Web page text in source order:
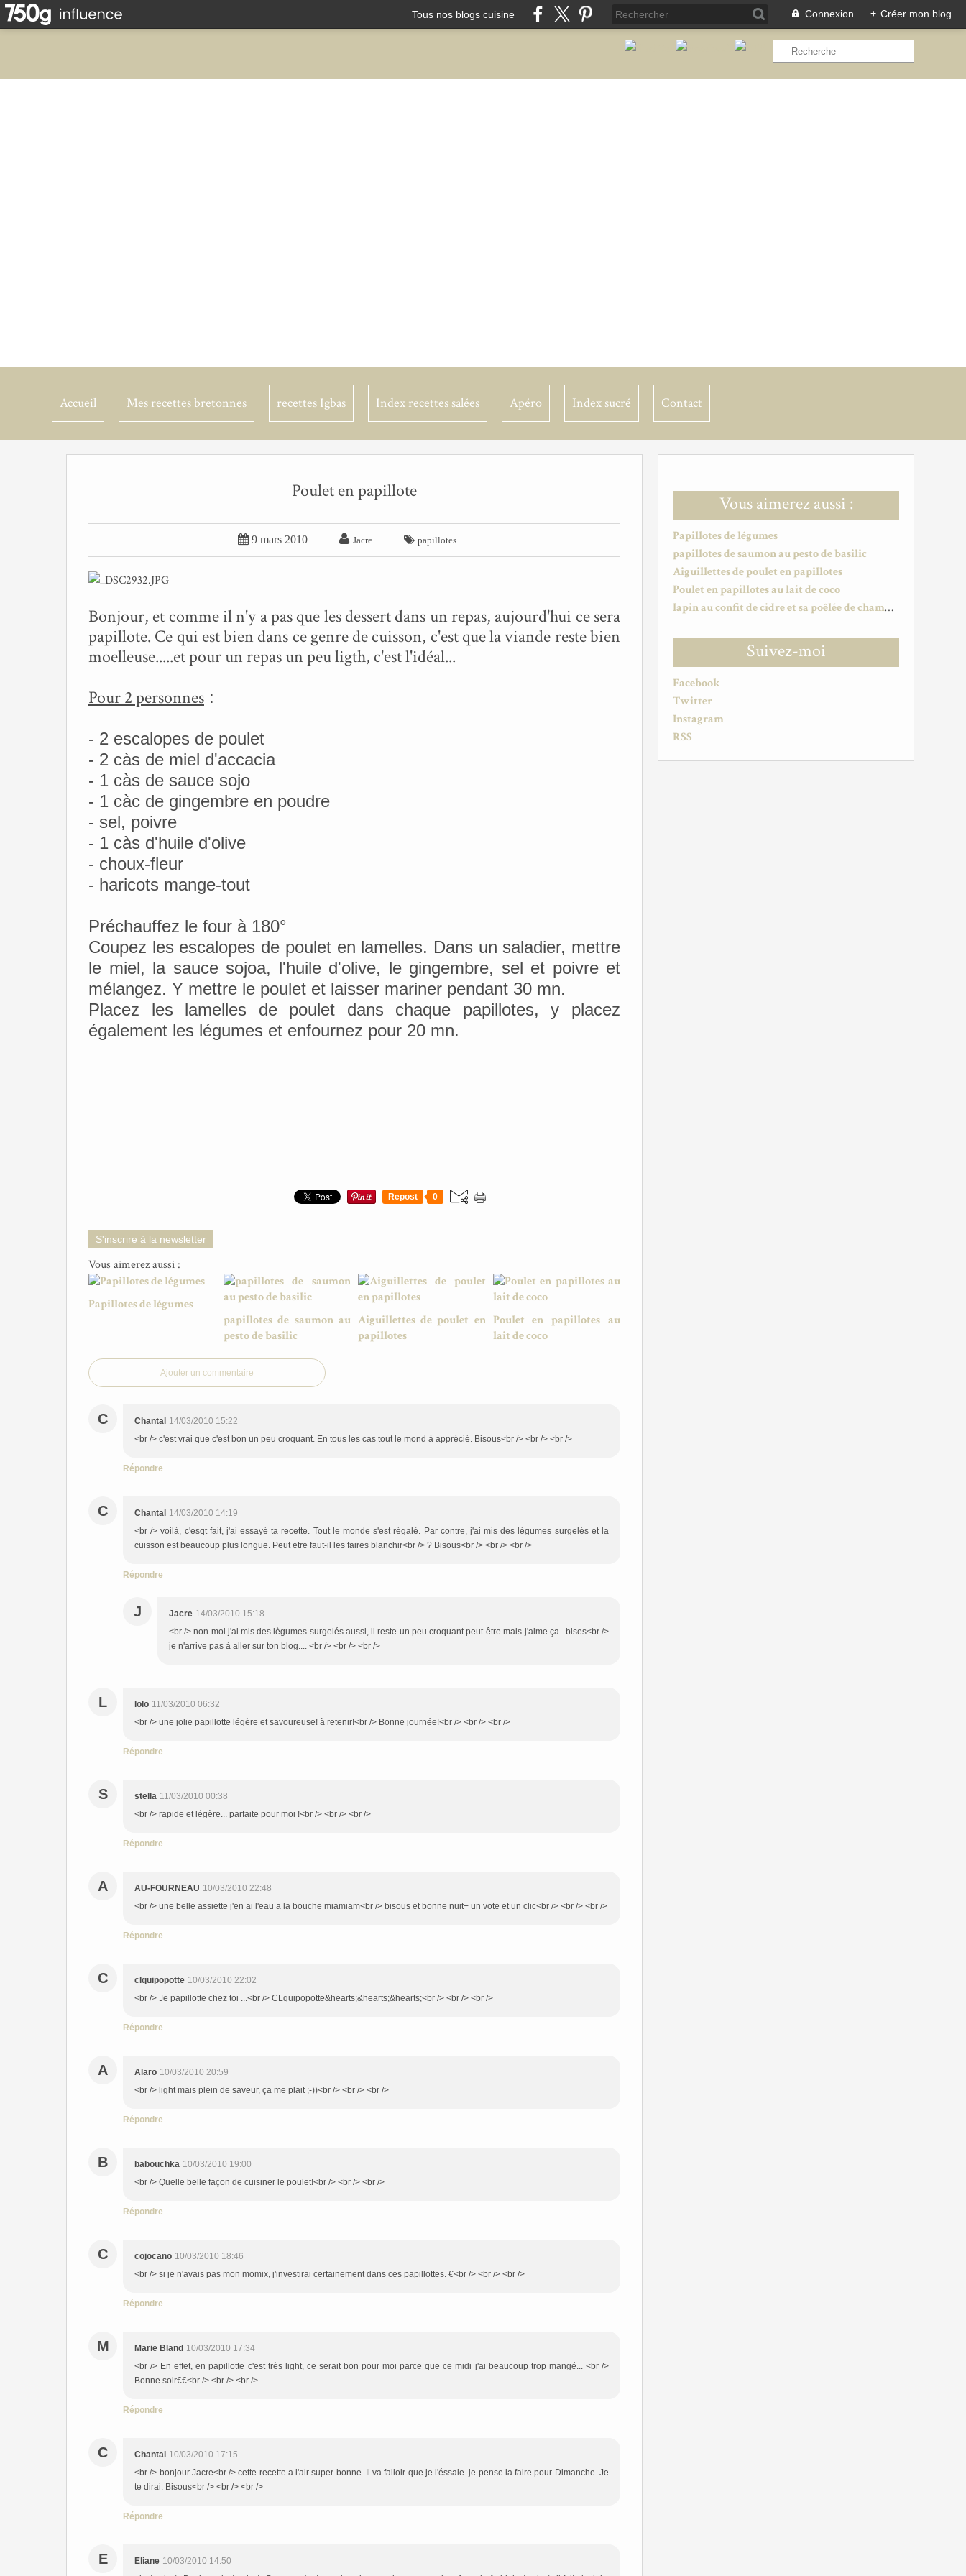
Tous nos blogs cuisine Connexion + Créer mon blog
Accueil Mes recettes bretonnes recettes Igbas Index recettes salées Apéro Index sucré Contact
Vous aimerez aussi :
Papillotes de légumes
papillotes de saumon au pesto de basilic
Aiguillettes de poulet en papillotes
Poulet en papillotes au lait de coco
lapin au confit de cidre et sa poêlée de champignons/courgettes
Suivez-moi
Facebook
Twitter
Instagram
RSS
Poulet en papillote
 9 mars 2010  Jacre  papillotes
Bonjour, et comme il n'y a pas que les dessert dans un repas, aujourd'hui ce sera
papillote. Ce qui est bien dans ce genre de cuisson, c'est que la viande reste bien
moelleuse.....et pour un repas un peu ligth, c'est l'idéal...
Pour 2 personnes :
- 2 escalopes de poulet
- 2 càs de miel d'accacia
- 1 càs de sauce sojo
- 1 càc de gingembre en poudre
- sel, poivre
- 1 càs d'huile d'olive
- choux-fleur
- haricots mange-tout
Préchauffez le four à 180°
Coupez les escalopes de poulet en lamelles. Dans un saladier, mettre
le miel, la sauce sojoa, l'huile d'olive, le gingembre, sel et poivre et
mélangez. Y mettre le poulet et laisser mariner pendant 30 mn.
Placez les lamelles de poulet dans chaque papillotes, y placez
également les légumes et enfournez pour 20 mn.
Repost 0
S'inscrire à la newsletter
Vous aimerez aussi :
Papillotes de légumes
papillotes de saumon au
pesto de basilic
Aiguillettes de poulet en
papillotes
Poulet en papillotes au
lait de coco
Ajouter un commentaire
C Chantal 14/03/2010 15:22
<br /> c'est vrai que c'est bon un peu croquant. En tous les cas tout le mond à apprécié. Bisous<br /> <br /> <br />
Répondre
C Chantal 14/03/2010 14:19
<br /> voilà, c'esqt fait, j'ai essayé ta recette. Tout le monde s'est régalè. Par contre, j'ai mis des légumes surgelés et la
cuisson est beaucoup plus longue. Peut etre faut-il les faires blanchir<br /> ? Bisous<br /> <br /> <br />
Répondre
J Jacre 14/03/2010 15:18
<br /> non moi j'ai mis des lègumes surgelés aussi, il reste un peu croquant peut-être mais j'aime ça...bises<br />
je n'arrive pas à aller sur ton blog.... <br /> <br /> <br />
L lolo 11/03/2010 06:32
<br /> une jolie papillotte légère et savoureuse! à retenir!<br /> Bonne journée!<br /> <br /> <br />
Répondre
S stella 11/03/2010 00:38
<br /> rapide et légère... parfaite pour moi !<br /> <br /> <br />
Répondre
A AU-FOURNEAU 10/03/2010 22:48
<br /> une belle assiette j'en ai l'eau a la bouche miamiam<br /> bisous et bonne nuit+ un vote et un clic<br /> <br /> <br />
Répondre
C clquipopotte 10/03/2010 22:02
<br /> Je papillotte chez toi ...<br /> CLquipopotte&hearts;&hearts;&hearts;<br /> <br /> <br />
Répondre
A Alaro 10/03/2010 20:59
<br /> light mais plein de saveur, ça me plait ;-))<br /> <br /> <br />
Répondre
B babouchka 10/03/2010 19:00
<br /> Quelle belle façon de cuisiner le poulet!<br /> <br /> <br />
Répondre
C cojocano 10/03/2010 18:46
<br /> si je n'avais pas mon momix, j'investirai certainement dans ces papillottes. €<br /> <br /> <br />
Répondre
M Marie Bland 10/03/2010 17:34
<br /> En effet, en papillotte c'est très light, ce serait bon pour moi parce que ce midi j'ai beaucoup trop mangé... <br />
Bonne soir€€<br /> <br /> <br />
Répondre
C Chantal 10/03/2010 17:15
<br /> bonjour Jacre<br /> cette recette a l'air super bonne. Il va falloir que je l'éssaie. je pense la faire pour Dimanche. Je
te dirai. Bisous<br /> <br /> <br />
Répondre
E Eliane 10/03/2010 14:50